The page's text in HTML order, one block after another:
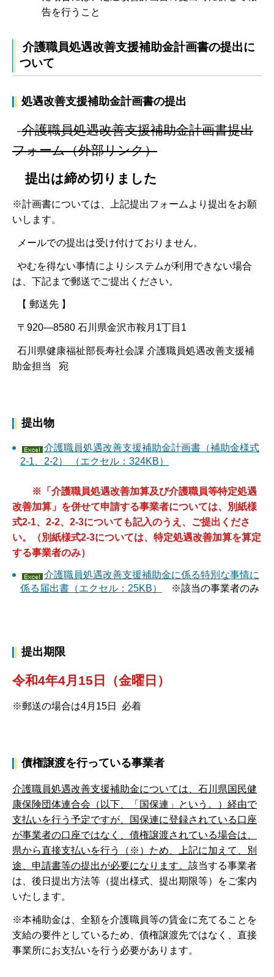
告を行うこと
介護職員処遇改善支援補助金計画書の提出に
ついて
処遇改善支援補助金計画書の提出
介護職員処遇改善支援補助金計画書提出
フォーム（外部リンク）
提出は締め切りました
※計画書については、上記提出フォームより提出をお願
いします。
メールでの提出は受け付けておりません。
やむを得ない事情によりシステムが利用できない場合
は、下記まで郵送でご提出ください。
【 郵送先 】
〒920―8580 石川県金沢市鞍月1丁目1
石川県健康福祉部長寿社会課 介護職員処遇改善支援補
助金担当 宛
提出物
介護職員処遇改善支援補助金計画書（補助金様式
2-1、2-2） （エクセル：324KB）
※「介護職員処遇改善加算及び介護職員等特定処遇
改善加算」を併せて申請する事業者については、別紙様
式2-1、2-2、2-3についても記入のうえ、ご提出くださ
い。（別紙様式2-3については、特定処遇改善加算を算定
する事業者のみ）
介護職員処遇改善支援補助金に係る特別な事情に
係る届出書（エクセル：25KB）
※該当の事業者のみ
提出期限
令和4年4月15日（金曜日）
※郵送の場合は4月15日 必着
債権譲渡を行っている事業者
介護職員処遇改善支援補助金については、石川県国民健
康保険団体連合会（以下、「国保連」という。）経由で
支払いを行う予定ですが、国保連に登録されている口座
が事業者の口座ではなく、債権譲渡されている場合は、
県から直接支払いを行う（※）ため、上記に加えて、別
途、申請書等の提出が必要になります。 該当する事業者
は、後日提出方法等（提出様式、提出期限等）をご案内
いたします。
※本補助金は、全額を介護職員等の賃金に充てることを
支給の要件としているため、債権譲渡先ではなく、直接
事業所にお支払いを行う必要があります。